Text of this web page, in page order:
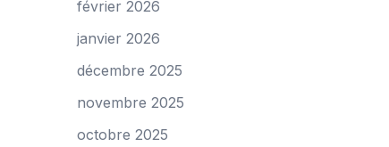
février 2026
janvier 2026
décembre 2025
novembre 2025
octobre 2025